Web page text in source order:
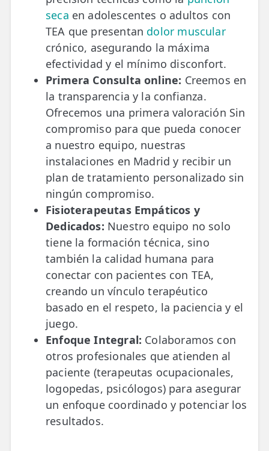
seca en adolescentes o adultos con
TEA que presentan dolor muscular
crónico, asegurando la máxima
efectividad y el mínimo disconfort.
Primera Consulta online: Creemos en
la transparencia y la confianza.
Ofrecemos una primera valoración Sin
compromiso para que pueda conocer
a nuestro equipo, nuestras
instalaciones en Madrid y recibir un
plan de tratamiento personalizado sin
ningún compromiso.
Fisioterapeutas Empáticos y
Dedicados: Nuestro equipo no solo
tiene la formación técnica, sino
también la calidad humana para
conectar con pacientes con TEA,
creando un vínculo terapéutico
basado en el respeto, la paciencia y el
juego.
Enfoque Integral: Colaboramos con
otros profesionales que atienden al
paciente (terapeutas ocupacionales,
logopedas, psicólogos) para asegurar
un enfoque coordinado y potenciar los
resultados.